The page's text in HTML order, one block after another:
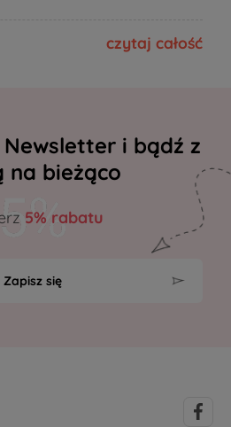
czytaj całość
i bądź z
na bieżąco
5% rabatu
Zapisz się